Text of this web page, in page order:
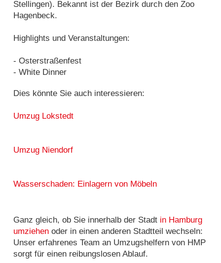
Stellingen). Bekannt ist der Bezirk durch den Zoo
Hagenbeck.
Highlights und Veranstaltungen:
- Osterstraßenfest
- White Dinner
Dies könnte Sie auch interessieren:
Umzug Lokstedt
Umzug Niendorf
Wasserschaden: Einlagern von Möbeln
Ganz gleich, ob Sie innerhalb der Stadt in Hamburg
umziehen oder in einen anderen Stadtteil wechseln:
Unser erfahrenes Team an Umzugshelfern von HMP
sorgt für einen reibungslosen Ablauf.